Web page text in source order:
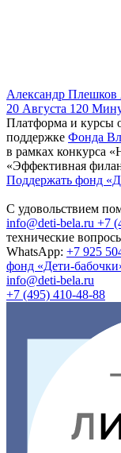
Александр Плешков
20 Августа 120
Платформа и курсы
поддержке Фонда
в рамках конкурса
«Эффективная
Поддержать фонд
С удовольствием
info@deti-bela.ru +7
технические
WhatsApp: +7 925
фонд «Дети-
info@deti-bela.ru
+7 (495) 410-48-88